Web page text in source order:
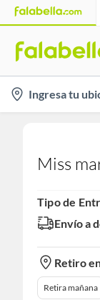
location-
icon
Ingresa tu
Miss
Tipo de
Envío a
Retiro
Retira mañana